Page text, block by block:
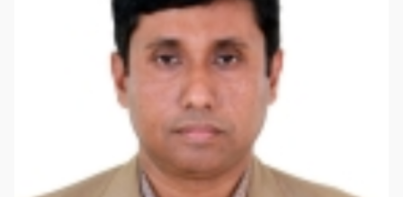
Kazi Mohammad Mahbubur
Rahma্‌n , professor, Department
of political science
Education Enthusiast Representative